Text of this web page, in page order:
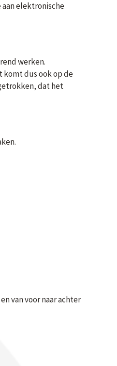
aan elektronische
werken.
komt dus ook op de
dat het
van voor naar achter